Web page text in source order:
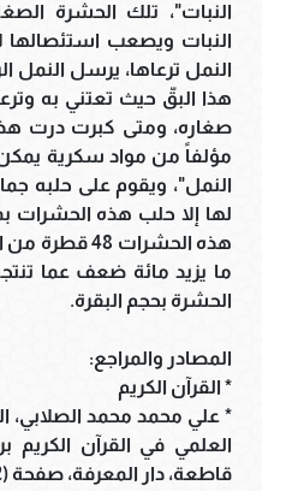
النبات"، تلك الحشرة
النبات ويصعب استئصالها
النمل ترعاها، يرسل
هذا البقّ حيث تعتني به
صغاره، ومتى كبرت درت
مؤلفاً من مواد سكرية
النمل"، ويقوم على حلبه
لها إلا حلب هذه الحشرات
هذه الحشرات
ما يزيد مائة ضعف عما تنتجه
الحشرة بحجم البقرة.
المصادر والمراجع:
* القرآن الكريم
* علي محمد محمد الصلابي،
العلمي في القرآن الكريم
قاطعة، دار المعرفة، صفحة (270:262).